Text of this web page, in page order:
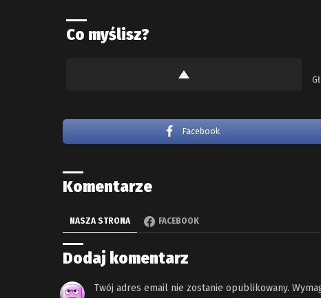
Co myślisz?
Facebook
Komentarze
NASZA STRONA FACEBOOK
Dodaj komentarz
Twój adres email nie zostanie opublikowany.